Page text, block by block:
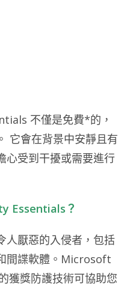
不僅是免費*的，
它會在背景中安靜且有
心受到干擾或需要進行
Essentials？
人厭惡的入侵者，包括
間諜軟體。Microsoft
獲獎防護技術可協助您